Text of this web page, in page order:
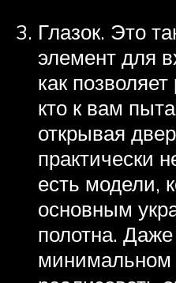
Глазок. Это
элемент для
как позволяет
кто к вам
открывая
практически
есть модели,
основным
полотна.